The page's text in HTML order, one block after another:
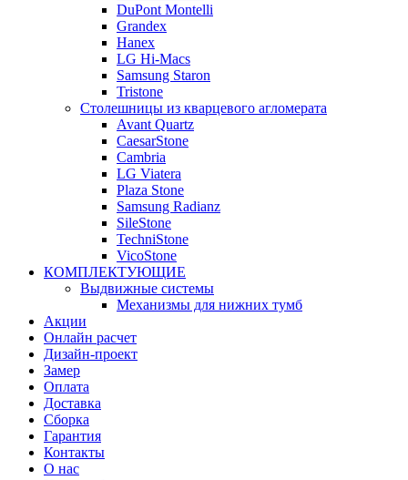
DuPont Montelli
Grandex
Hanex
LG Hi-Macs
Samsung Staron
Tristone
Столешницы из кварцевого агломерата
Avant Quartz
CaesarStone
Cambria
LG Viatera
Plaza Stone
Samsung Radianz
SileStone
TechniStone
VicoStone
КОМПЛЕКТУЮЩИЕ
Выдвижные системы
Механизмы для нижних тумб
Акции
Онлайн расчет
Дизайн-проект
Замер
Оплата
Доставка
Сборка
Гарантия
Контакты
О нас